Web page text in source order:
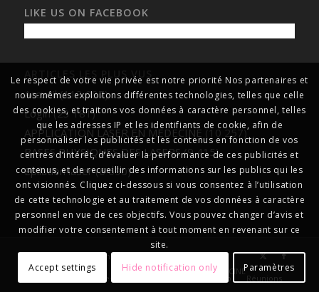
LIKE US ON FACEBOOK
ARTICLES LES PLUS VUS
Accueil (113 087)
Login (23 181)
APPLICATION LASER EN MEDECINE (10 257)
BASES PHYSIQUES DES LASERS (9 415)
Epilation laser (6 690)
© Copyrightformationlasersmédicaux
Accueil
A propos APPLICATION LASER EN MEDECINE
Les centres lasers médicaux Liens Web Réunions
Le respect de votre vie privée est notre priorité Nos partenaires et
nous-mêmes exploitons différentes technologies, telles que celle
des cookies, et traitons vos données à caractère personnel, telles
que les adresses IP et les identifiants de cookie, afin de
personnaliser les publicités et les contenus en fonction de vos
centres d’intérêt, d’évaluer la performance de ces publicités et
contenus, et de recueillir des informations sur les publics qui les
ont visionnés. Cliquez ci-dessous si vous consentez à l’utilisation
de cette technologie et au traitement de vos données à caractère
personnel en vue de ces objectifs. Vous pouvez changer d’avis et
modifier votre consentement à tout moment en revenant sur ce
site.
Accept settings
Hide notification only Paramètres